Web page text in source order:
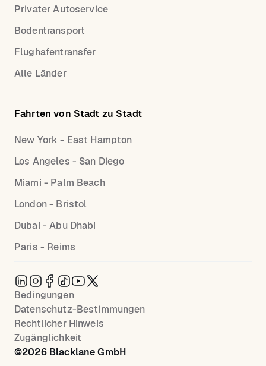
Privater Autoservice
Bodentransport
Flughafentransfer
Alle Länder
Fahrten von Stadt zu Stadt
New York - East Hampton
Los Angeles - San Diego
Miami - Palm Beach
London - Bristol
Dubai - Abu Dhabi
Paris - Reims
©2026Blacklane GmbH
Bedingungen
Datenschutz-Bestimmungen
Rechtlicher Hinweis
Zugänglichkeit